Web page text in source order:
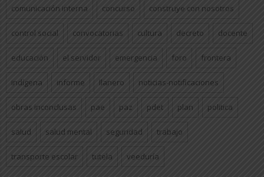
comunicación interna concurso construye con nosotros
control social convocatorias cultura decreto docente
educación el servidor emergencia foro frontera
indígena informe llanero noticias-notificaciones
obras inconclusas pae paz pdet plan politica
salud salud mental seguridad trabajo
transporte escolar tutela veeduría